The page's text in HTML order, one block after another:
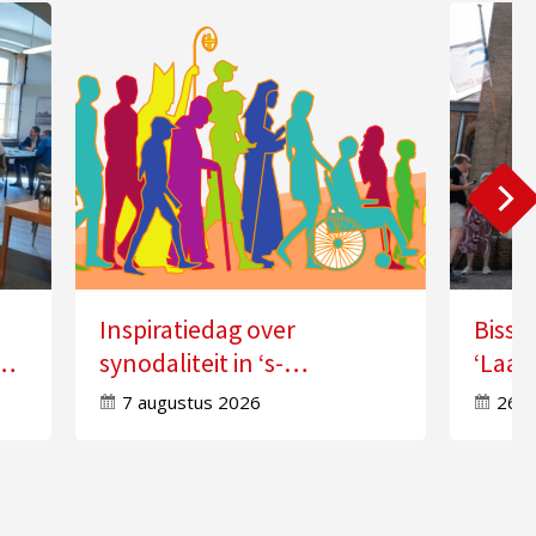
Inspiratiedag over
synodaliteit in ‘s-
Hertogenbosch
7 augustus 2026 26